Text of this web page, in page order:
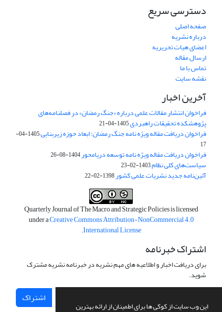
این وب سایت از کوکی ها برای اطمینان از ارائه بهترین
دسترسی سریع
صفحه اصلی
درباره نشریه
اعضای هیات تحریریه
ارسال مقاله
تماس با ما
نقشه سایت
آخرین اخبار
فراخوان انتشار مقالات علمی درباره «جنگ رمضان» در فصلنامه‌های
پژوهشکده تحقیقات راهبردی1405-04-21
فراخوان دریافت مقاله ویژه نامه جنگ رمضان؛ ابعاد حوزه زیربنایی
1405-04-
17
فراخوان دریافت مقاله ویژه نامه توسعه دریامحور1404-08-26
سیاست‌های کلی نظام1403-02-23
آئین‌نامه جدید نشریات علمی کشور1398-02-22
Quarterly Journal of The Macro and Strategic Policies is licensed
under aCreative Commons Attribution-NonCommercial 4.0
International License
.
اشتراک خبرنامه
برای دریافت اخبار و اطلاعیه های مهم نشریه در خبرنامه نشریه مشترک
شوید.
اشتراک